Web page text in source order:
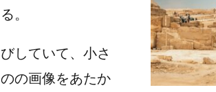
。
していて、小さ
の画像をあたか